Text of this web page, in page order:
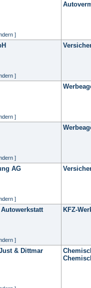
]
]
]
]
AG
]
]
KFZ-
& Dittmar